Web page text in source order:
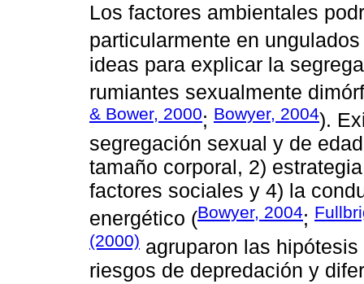
Los factores ambientales
particularmente en ungulados
ideas para explicar la
rumiantes sexualmente
& Bower, 2000; Bowyer, 2004).
segregación sexual y de
tamaño corporal, 2)
factores sociales y 4) la
energético (Bowyer, 2004;
(2000) agruparon las
riesgos de depredación y